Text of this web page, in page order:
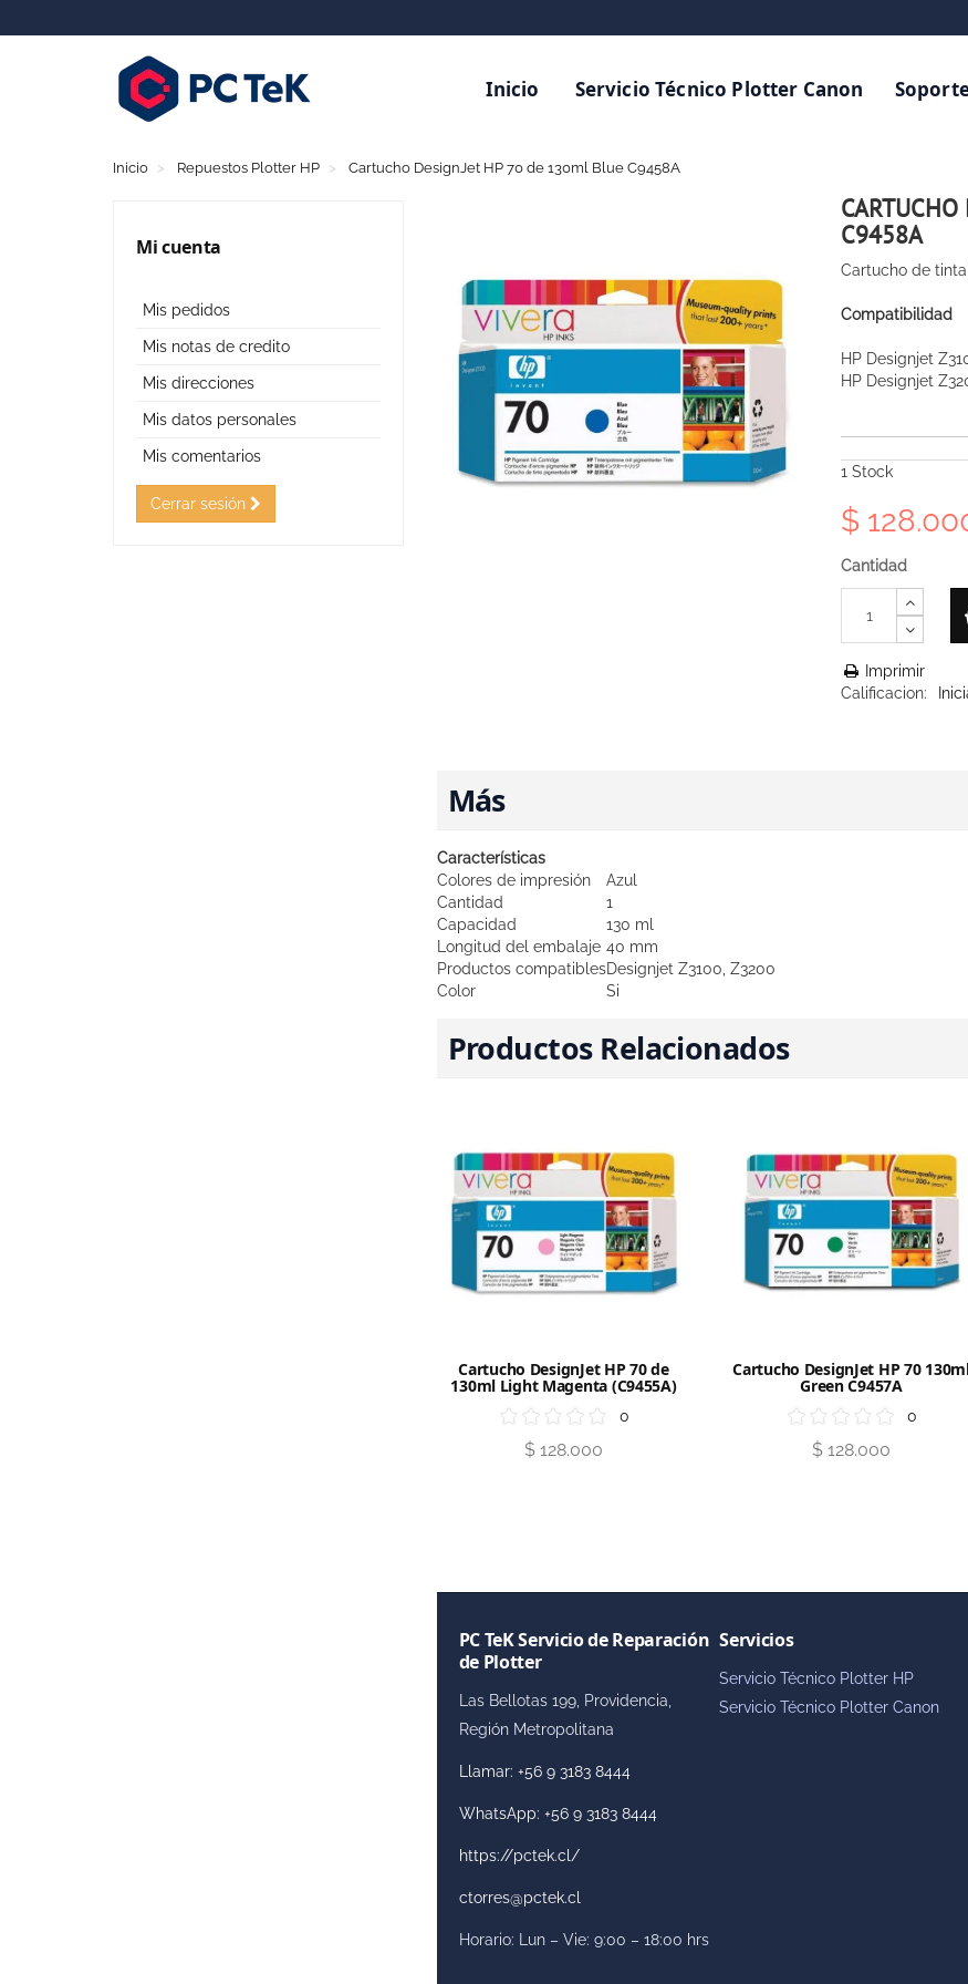
Inicio Servicio Técnico Plotter Canon
Inicio Repuestos Plotter HP Cartucho DesignJet HP 70 de 130ml Blue C9458A
Mi cuenta
Mis pedidos
Mis notas de credito
Mis direcciones
Mis datos personales
Mis comentarios
Cerrar sesión
C9458A
Cartucho de
Compatibilidad
HP Designjet
HP Designjet
1 Stock
$
Cantidad
Imprimir
Calificacion:
Más
Características
Colores de impresión
Azul
Cantidad
1
Capacidad
130 ml
Longitud del embalaje 40 mm
Productos compatiblesDesignjet Z3100, Z3200
Color
Si
Productos Relacionados
Cartucho DesignJet HP 70 de
130ml Light Magenta (C9455A)
0
$ 128.000
Cartucho DesignJet HP 70
Green C9457A
0
$ 128.000
PC TeK Servicio de Reparación
de Plotter
Las Bellotas 199, Providencia,
Región Metropolitana
Llamar: +56 9 3183 8444
WhatsApp: +56 9 3183 8444
https://pctek.cl/
ctorres@pctek.cl
Horario: Lun – Vie: 9:00 – 18:00 hrs
Servicios
Servicio Técnico Plotter HP
Servicio Técnico Plotter Canon